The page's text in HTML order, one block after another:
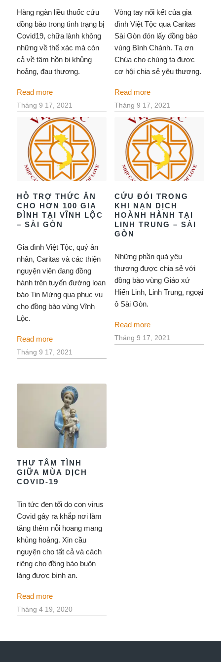
Hàng ngàn liều thuốc cứu
đồng bào trong tình trạng bị
Covid19, chữa lành không
những về thể xác mà còn
cả về tâm hồn bị khủng
hoảng, đau thương.
Read more
Tháng 9 17, 2021
Vòng tay nối kết của gia
đình Việt Tộc qua Caritas
Sài Gòn đón lấy đồng bào
vùng Bình Chánh. Tạ ơn
Chúa cho chúng ta được
cơ hội chia sẻ yêu thương.
Read more
Tháng 9 17, 2021
HỖ TRỢ THỨC ĂN
CHO HƠN 100 GIA
ĐÌNH TẠI VĨNH LỘC
– SÀI GÒN
Gia đình Việt Tộc, quý ân
nhân, Caritas và các thiện
nguyện viên đang đồng
hành trên tuyến đường loan
báo Tin Mừng qua phục vụ
cho đồng bào vùng Vĩnh
Lộc.
Read more
Tháng 9 17, 2021
CỨU ĐÓI TRONG
KHI NẠN DỊCH
HOÀNH HÀNH TẠI
LINH TRUNG – SÀI
GÒN
Những phần quà yêu
thương được chia sẻ với
đồng bào vùng Giáo xứ
Hiển Linh, Linh Trung, ngoại
ô Sài Gòn.
Read more
Tháng 9 17, 2021
THƯ TÂM TÌNH
GIỮA MÙA DỊCH
COVID-19
Tin tức đen tối do con virus
Covid gây ra khắp nơi làm
tăng thêm nỗi hoang mang
khủng hoảng. Xin cầu
nguyện cho tất cả và cách
riêng cho đồng bào buôn
làng được bình an.
Read more
Tháng 4 19, 2020